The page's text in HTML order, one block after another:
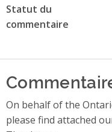
Statut du
commentaire
On behalf of the
please find attached